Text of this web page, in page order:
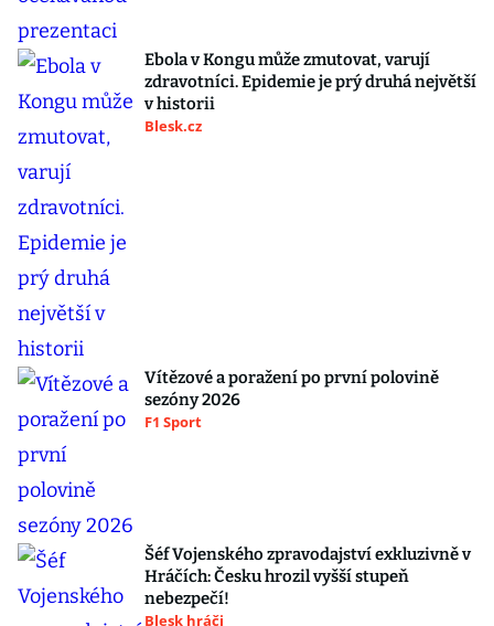
Ebola v Kongu může zmutovat, varují
zdravotníci. Epidemie je prý druhá největší
v historii
Blesk.cz
Vítězové a poražení po první polovině
sezóny 2026
F1 Sport
Šéf Vojenského zpravodajství exkluzivně v
Hráčích: Česku hrozil vyšší stupeň
nebezpečí!
Blesk hráči